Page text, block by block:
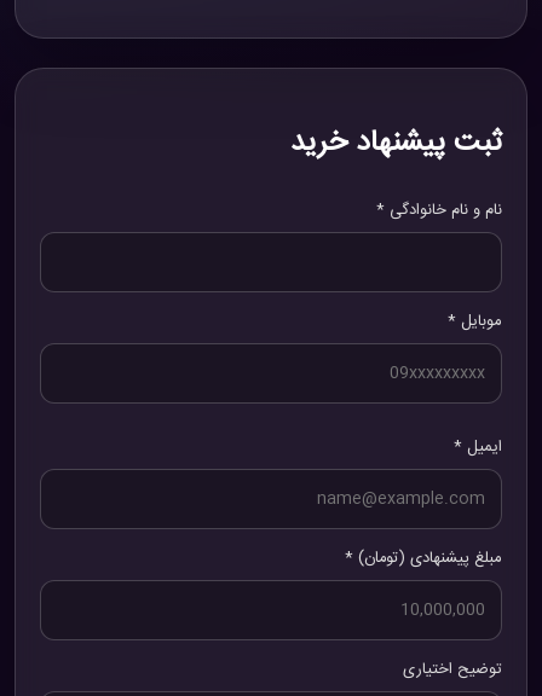
ثبت پیشنهاد خرید
نام و نام خانوادگی *
موبایل *
ایمیل *
مبلغ پیشنهادی (تومان) *
توضیح اختیاری